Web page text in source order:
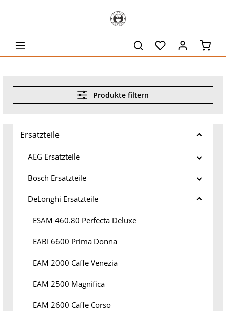
Produkte filtern
Ersatzteile
AEG Ersatzteile
Bosch Ersatzteile
DeLonghi Ersatzteile
ESAM 460.80 Perfecta Deluxe
EABI 6600 Prima Donna
EAM 2000 Caffe Venezia
EAM 2500 Magnifica
EAM 2600 Caffe Corso